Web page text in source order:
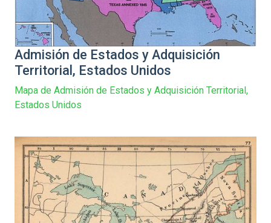
Admisión de Estados y Adquisición
Territorial, Estados Unidos
Mapa de Admisión de Estados y Adquisición Territorial,
Estados Unidos